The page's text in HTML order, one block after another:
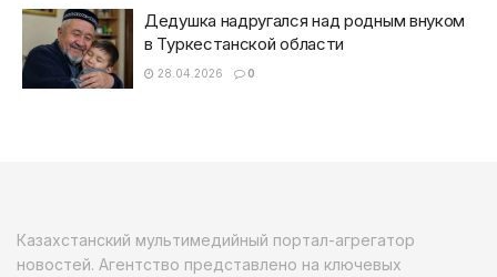
Дедушка надругался над родным внуком
в Туркестанской области
28.04.2026 0
Казахстанский мультимедийный портал-агрегатор
новостей. Агентство представлено на ключевых